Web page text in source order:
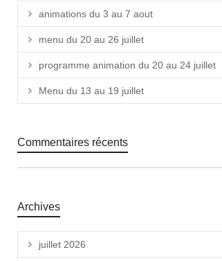
animations du 3 au 7 aout
menu du 20 au 26 juillet
programme animation du 20 au 24 juillet
Menu du 13 au 19 juillet
Commentaires récents
Archives
juillet 2026